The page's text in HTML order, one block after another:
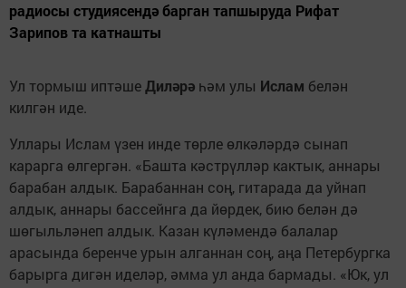
радиосы студиясендә барган тапшыруда Рифат
Зарипов та катнашты
Ул тормыш иптәшеДиләрә һәм улы Ислам белән
килгән иде.
Уллары Ислам үзен инде төрле өлкәләрдә сынап
карарга өлгергән. «Башта кәстрүлләр кактык, аннары
барабан алдык. Барабаннан соң, гитарада да уйнап
алдык, аннары бассейнга да йөрдек, бию белән дә
шөгыльләнеп алдык. Казан күләмендә балалар
арасында беренче урын алганнан соң, аңа Петербургка
барырга дигән иделәр, әмма ул анда бармады. «Юк, ул